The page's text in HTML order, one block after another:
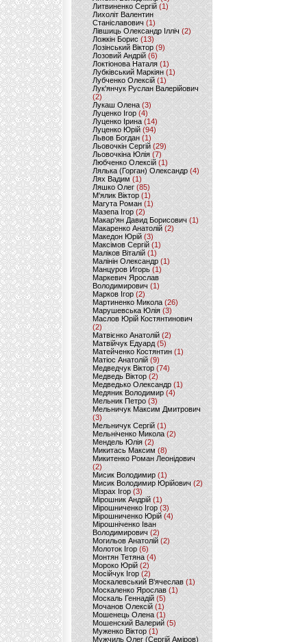
Литвиненко Сергій (1)
Лихоліт Валентин
Станіславович (1)
Лівшиць Олександр Ілліч (2)
Ложкін Борис(13)
Лозінський Віктор(9)
Лозовий Андрій (6)
Локтіонова Наталя (1)
Лубківський Маркіян(1)
Лубченко Олексій (1)
Лук'янчук Руслан Валерійович
(2)
Лукаш Олена (3)
Луценко Ігор (4)
Луценко Ірина (14)
Луценко Юрій (94)
Львов Богдан (1)
Льовочкін Сергій (29)
Льовочкіна Юлія(7)
Любченко Олексій(1)
Лялька (Горган) Олександр(4)
Лях Вадим (1)
Ляшко Олег (85)
М'ялик Віктор(1)
Магута Роман(1)
Мазепа Ігор (2)
Макар'ян Давид Борисович(1)
Макаренко Анатолій (2)
Македон Юрій(3)
Максімов Сергій (1)
Маліков Віталій (1)
Малінін Олександр (1)
Манцуров Игорь (1)
Маркевич Ярослав
Володимирович (1)
Марков Ігор (2)
Мартиненко Микола (26)
Марушевська Юлія (3)
Маслов Юрій Костянтинович
(2)
Матвієнко Анатолій (2)
Матвійчук Едуард(5)
Матейченко Костянтин (1)
Матіос Анатолій (9)
Медведчук Віктор(74)
Медведь Віктор (2)
Медведько Олександр (1)
Медяник Володимир(4)
Мельник Петро (3)
Мельничук Максим Дмитрович
(3)
Мельничук Сергій (1)
Мельніченко Микола (2)
Мендель Юлія (2)
Микитась Максим (8)
Микитенко Роман Леонідович
(2)
Мисик Володимир (1)
Мисик Володимир Юрійович(2)
Мізрах Ігор(3)
Мірошник Андрій(1)
Мірошниченко Ігор (3)
Мірошниченко Юрій(4)
Мірошніченко Іван
Володимирович (2)
Могильов Анатолій (2)
Молоток Ігор (6)
Монтян Тетяна (4)
Мороко Юрій(2)
Мосійчук Ігор (2)
Москалевський В'ячеслав (1)
Москаленко Ярослав (1)
Москаль Геннадій (5)
Мочанов Олексій(1)
Мошенець Олена(1)
Мошенский Валерий (5)
Муженко Віктор (1)
Мужчиль Олег (Сергій Аміров)